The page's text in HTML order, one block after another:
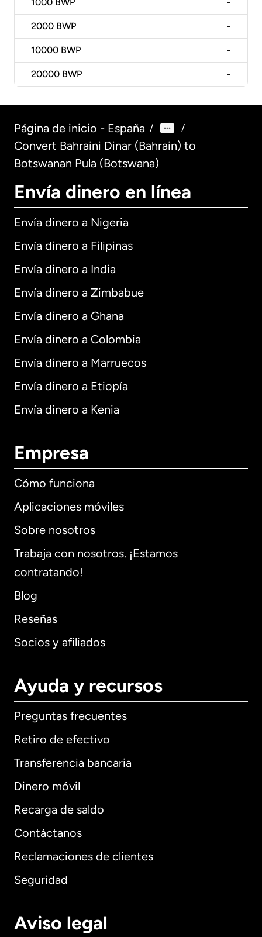
1000 BWP -
2000 BWP -
10000 BWP -
20000 BWP -
Página de inicio - España / /
Convert Bahraini Dinar (Bahrain) to
Botswanan Pula (Botswana)
Envía dinero en línea
Envía dinero a Nigeria
Envía dinero a Filipinas
Envía dinero a India
Envía dinero a Zimbabue
Envía dinero a Ghana
Envía dinero a Colombia
Envía dinero a Marruecos
Envía dinero a Etiopía
Envía dinero a Kenia
Empresa
Cómo funciona
Aplicaciones móviles
Sobre nosotros
Trabaja con nosotros. ¡Estamos
contratando!
Blog
Reseñas
Socios y afiliados
Ayuda y recursos
Preguntas frecuentes
Retiro de efectivo
Transferencia bancaria
Dinero móvil
Recarga de saldo
Contáctanos
Reclamaciones de clientes
Seguridad
Aviso legal